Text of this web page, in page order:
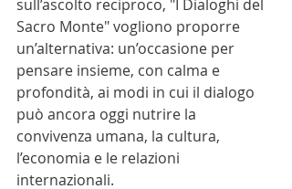
sull’ascolto reciproco, "I Dialoghi del
Sacro Monte" vogliono proporre
un’alternativa: un’occasione per
pensare insieme, con calma e
profondità, ai modi in cui il dialogo
può ancora oggi nutrire la
convivenza umana, la cultura,
l’economia e le relazioni
internazionali.